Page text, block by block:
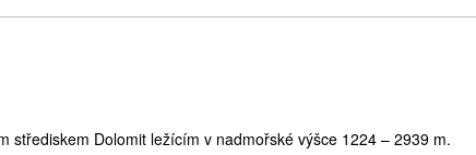
střediskem Dolomit ležícím v nadmořské výšce 1224 – 2939 m.